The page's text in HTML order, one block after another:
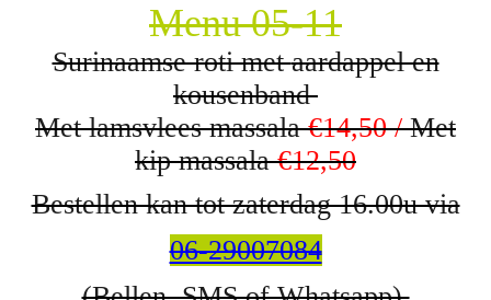
Menu 05-11
Surinaamse roti metaardappel en
kousenband
Met lamsvlees massala€14,50 /Met
kip massala€12,50
Bestellen kan tot zaterdag 16.00u via
06-29007084